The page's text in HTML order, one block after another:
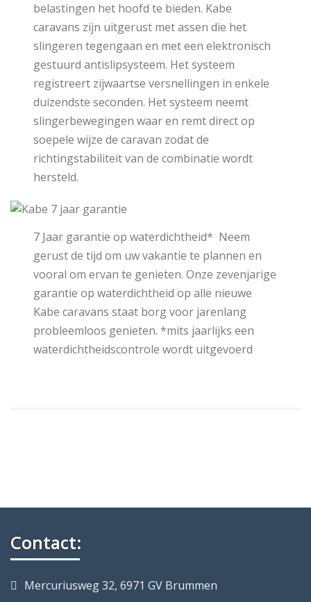
belastingen het hoofd te bieden. Kabe
caravans zijn uitgerust met assen die het
slingeren tegengaan en met een elektronisch
gestuurd antislipsysteem. Het systeem
registreert zijwaartse versnellingen in enkele
duizendste seconden. Het systeem neemt
slingerbewegingen waar en remt direct op
soepele wijze de caravan zodat de
richtingstabiliteit van de combinatie wordt
hersteld.
7 Jaar garantie op waterdichtheid* Neem
gerust de tijd om uw vakantie te plannen en
vooral om ervan te genieten. Onze zevenjarige
garantie op waterdichtheid op alle nieuwe
Kabe caravans staat borg voor jarenlang
probleemloos genieten. *mits jaarlijks een
waterdichtheidscontrole wordt uitgevoerd
Contact:
Mercuriusweg 32, 6971 GV Brummen